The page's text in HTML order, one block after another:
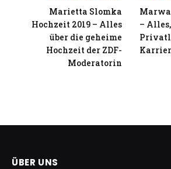
Marietta Slomka
Hochzeit 2019 – Alles
über die geheime
Hochzeit der ZDF-
Moderatorin
–
ÜBER UNS